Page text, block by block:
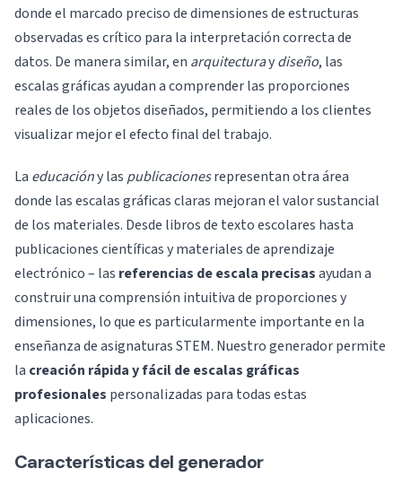
donde el marcado preciso de dimensiones de estructuras
observadas es crítico para la interpretación correcta de
datos. De manera similar, en arquitecturaydiseño, las
escalas gráficas ayudan a comprender las proporciones
reales de los objetos diseñados, permitiendo a los clientes
visualizar mejor el efecto final del trabajo.
La educacióny las publicacionesrepresentan otra área
donde las escalas gráficas claras mejoran el valor sustancial
de los materiales. Desde libros de texto escolares hasta
publicaciones científicas y materiales de aprendizaje
electrónico – las referencias de escala precisasayudan a
construir una comprensión intuitiva de proporciones y
dimensiones, lo que es particularmente importante en la
enseñanza de asignaturas STEM. Nuestro generador permite
la creación rápida y fácil de escalas gráficas
profesionales personalizadas para todas estas
aplicaciones.
Características del generador